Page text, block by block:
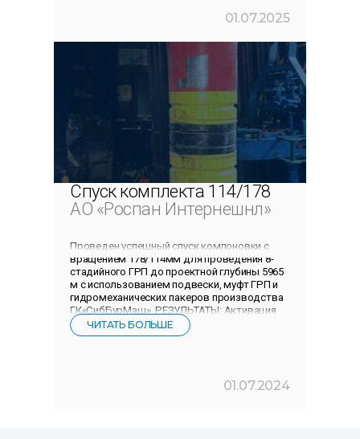
01.07.2025
Спуск комплекта 114/178
АО «Роспан Интернешнл»
Проведен успешный спуск компоновки с
вращением 178/114мм для проведения 8-
стадийного ГРП до проектной глубины 5965
м с использованием подвески, муфт ГРП и
гидромеханических пакеров производства
ГК«СибБурМаш». РЕЗУЛЬТАТЫ: Активация
подвески гидравлической
ЧИТАТЬ БОЛЬШЕ
01.07.2024